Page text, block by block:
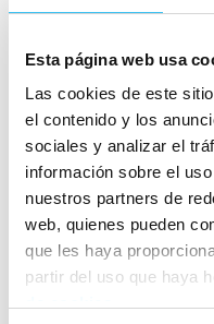
Esta página web usa
Las cookies de este
el contenido y los
sociales y analizar el
información sobre el
nuestros partners de
web, quienes pueden
que les haya
partir del uso que haya
(+34) 952 00 22
NIZACARS
Auto huren in Málaga
Auto huren in Barcelona
Auto huren in Palma de
Voertuigen
Dienstverlening
Presentatie